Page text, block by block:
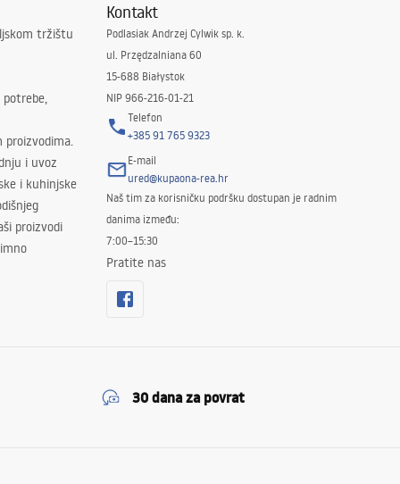
tržištu
potrebe,
i uvoz
i kuhinjske
proizvodi
Kontakt
Podlasiak Andrzej Cylwik sp. k.
ul. Przędzalniana 60
15-688 Białystok
NIP 966-216-01-21
Telefon
+385 91 765 9323
E-mail
ured@kupaona-rea.hr
Naš tim za korisničku podršku dostupan je radnim
danima između:
7:00–15:30
Pratite nas
30 dana za povrat